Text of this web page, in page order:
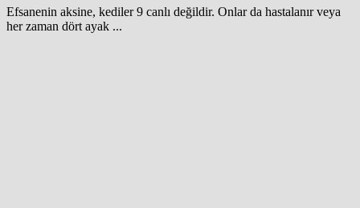
Efsanenin aksine, kediler 9 canlı değildir. Onlar da hastalanır veya
her zaman dört ayak ...